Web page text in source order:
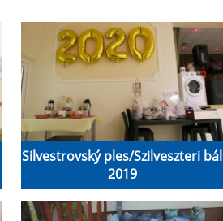
Silvestrovský ples/Szilveszteri bál
2019